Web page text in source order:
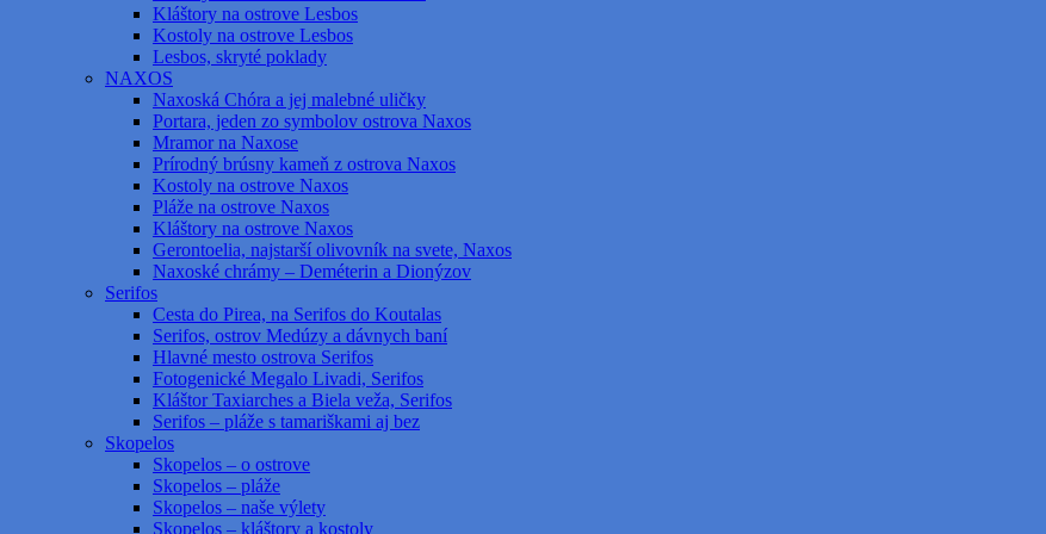
Kláštory na ostrove Lesbos
Kostoly na ostrove Lesbos
Lesbos, skryté poklady
NAXOS
Naxoská Chóra a jej malebné uličky
Portara, jeden zo symbolov ostrova Naxos
Mramor na Naxose
Prírodný brúsny kameň z ostrova Naxos
Kostoly na ostrove Naxos
Pláže na ostrove Naxos
Kláštory na ostrove Naxos
Gerontoelia, najstarší olivovník na svete, Naxos
Naxoské chrámy – Deméterin a Dionýzov
Serifos
Cesta do Pirea, na Serifos do Koutalas
Serifos, ostrov Medúzy a dávnych baní
Hlavné mesto ostrova Serifos
Fotogenické Megalo Livadi, Serifos
Kláštor Taxiarches a Biela veža, Serifos
Serifos – pláže s tamariškami aj bez
Skopelos
Skopelos – o ostrove
Skopelos – pláže
Skopelos – naše výlety
Skopelos – kláštory a kostoly